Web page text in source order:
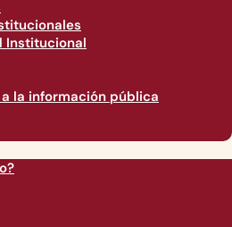
Institucional
la información pública